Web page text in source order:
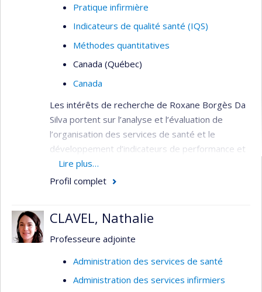
Pratique infirmière
Indicateurs de qualité santé (IQS)
Méthodes quantitatives
Canada (Québec)
Canada
Les intérêts de recherche de Roxane Borgès Da
Silva portent sur l’analyse et l’évaluation de
l’organisation des services de santé et le
développement d’indicateurs de performance et
de qualité. Elle s’intéresse plus particulièrement à
l’évolution de l’organisation des services de
s’intéresse également aux effets des politiques
de santé liées à l’organisation des services de
collaborations.
Lire plus…
Profil complet
CLAVEL, Nathalie
Professeure adjointe
Administration des services de santé
Administration des services infirmiers